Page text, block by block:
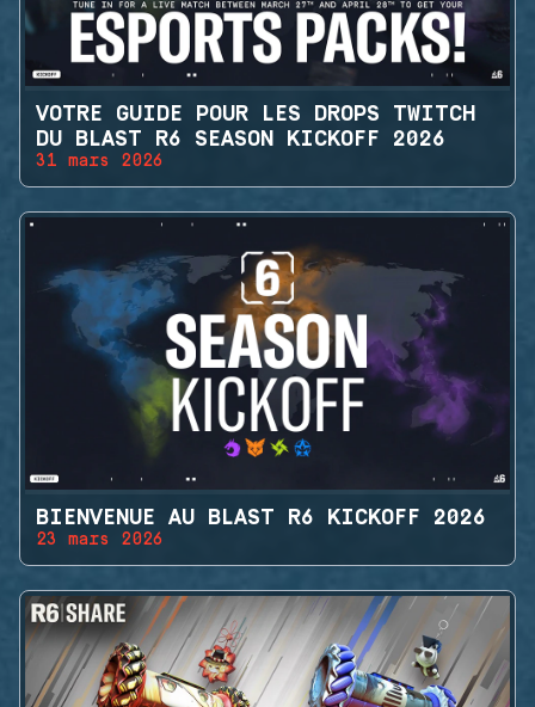
VOTRE GUIDE POUR LES DROPS TWITCH
DU BLAST R6 SEASON KICKOFF 2026
31 mars 2026
BIENVENUE AU BLAST R6 KICKOFF 2026
23 mars 2026